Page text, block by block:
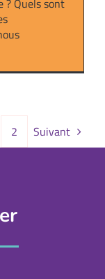
? Quels sont
2 Suivant